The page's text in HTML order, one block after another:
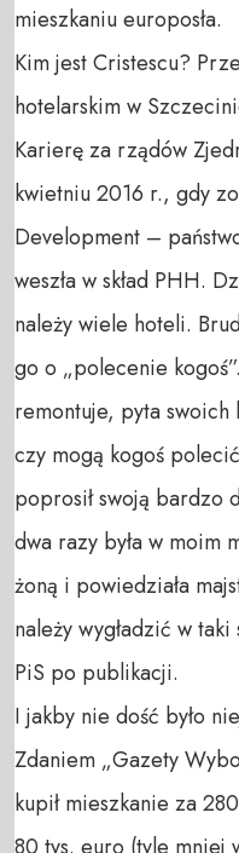
mieszkaniu europosła.
Kim jest Cristescu?
hotelarskim w
Karierę za rządów
kwietniu 2016 r., gdy
Development –
weszła w skład PHH.
należy wiele hoteli.
go o „polecenie
remontuje, pyta
czy mogą kogoś
poprosił swoją bardzo
dwa razy była w moim
żoną i powiedziała
należy wygładzić w
PiS po publikacji.
I jakby nie dość było
Zdaniem „Gazety
kupił mieszkanie za